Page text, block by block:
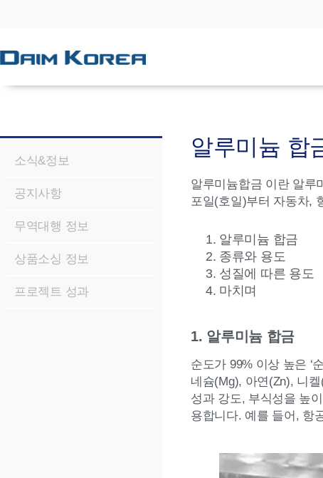
소식&정보
공지사항
무역대행 정보
상품소싱 정보
프로젝트 성과
알루미늄 합
알루미늄합금 이란 알루
포일(호일)부터 자동차,
알루미늄 합금
종류와 용도
성질에 따른 용도
마치며
1. 알루미늄 합금
순도가 99% 이상 높은 ‘
네슘(Mg), 아연(Zn), 니
성과 강도, 부식성을 높
용합니다. 예를 들어, 항